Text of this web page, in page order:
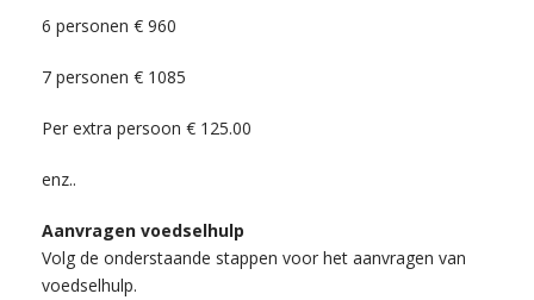
6 personen € 960
7 personen € 1085
Per extra persoon € 125.00
enz..
Aanvragen voedselhulp
Volg de onderstaande stappen voor het aanvragen van
voedselhulp.